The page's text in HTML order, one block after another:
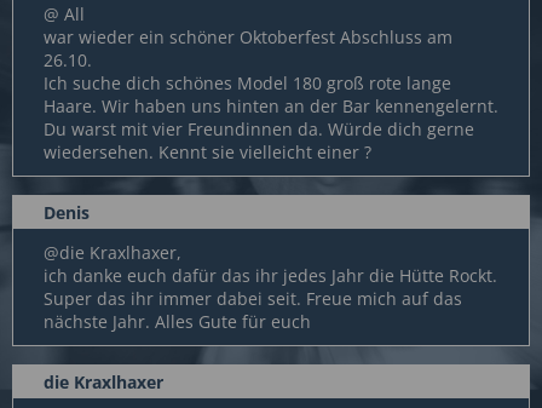
@ All
war wieder ein schöner Oktoberfest Abschluss am
26.10.
Ich suche dich schönes Model 180 groß rote lange
Haare. Wir haben uns hinten an der Bar kennengelernt.
Du warst mit vier Freundinnen da. Würde dich gerne
wiedersehen. Kennt sie vielleicht einer ?
Denis
@die Kraxlhaxer,
ich danke euch dafür das ihr jedes Jahr die Hütte Rockt.
Super das ihr immer dabei seit. Freue mich auf das
nächste Jahr. Alles Gute für euch
die Kraxlhaxer